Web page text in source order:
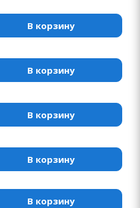
В корзину
В корзину
В корзину
В корзину
В корзину